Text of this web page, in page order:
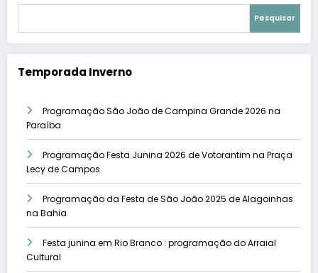
Pesquisar
Temporada Inverno
Programação São João de Campina Grande 2026 na
Paraíba
Programação Festa Junina 2026 de Votorantim na Praça
Lecy de Campos
Programação da Festa de São João 2025 de Alagoinhas
na Bahia
Festa junina em Rio Branco : programação do Arraial
Cultural